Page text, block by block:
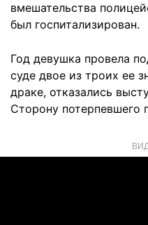
вмешательства
был госпитализирован.
Год девушка провела
суде двое из троих ее
драке, отказались
Сторону потерпевшего